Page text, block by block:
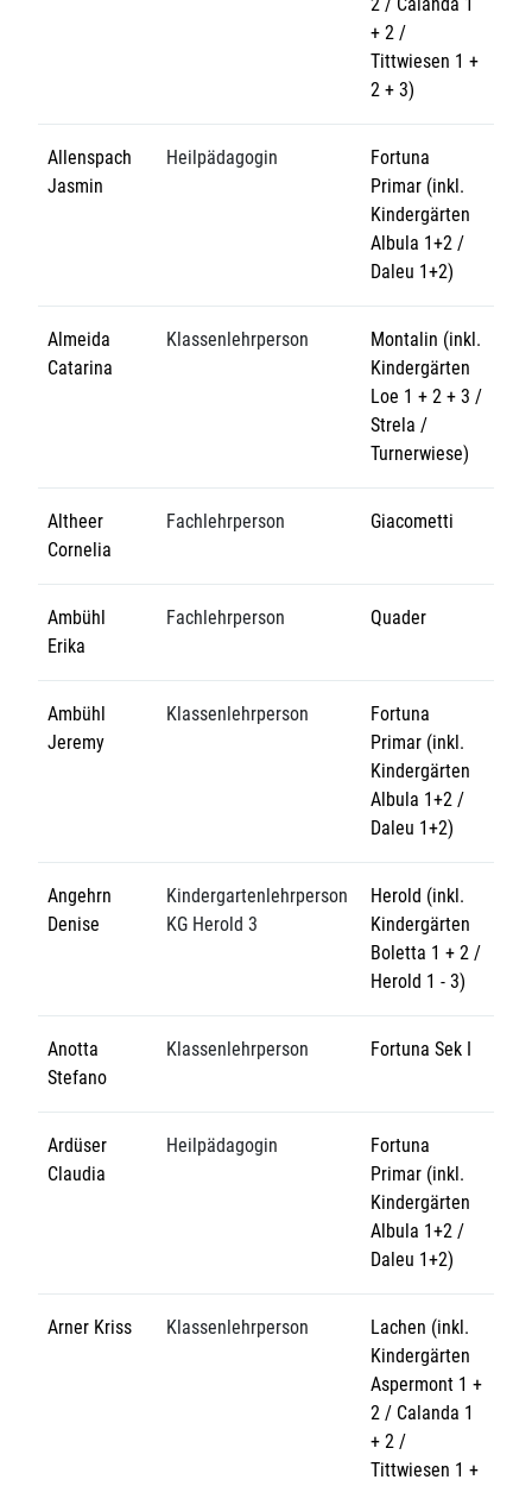
+ 2 /
Tittwiesen 1 +
2 + 3)
Allenspach
Jasmin
Heilpädagogin
Fortuna
Primar (inkl.
Kindergärten
Albula 1+2 /
Daleu 1+2)
Almeida
Catarina
Klassenlehrperson
Montalin (inkl.
Kindergärten
Loe 1 + 2 + 3 /
Strela /
Turnerwiese)
Altheer
Cornelia
Fachlehrperson Giacometti
Ambühl
Erika
Fachlehrperson Quader
Ambühl
Jeremy
Klassenlehrperson
Fortuna
Primar (inkl.
Kindergärten
Albula 1+2 /
Daleu 1+2)
Angehrn
Denise
Kindergartenlehrperson
KG Herold 3
Herold (inkl.
Kindergärten
Boletta 1 + 2 /
Herold 1 - 3)
Anotta
Stefano
Klassenlehrperson Fortuna Sek I
Ardüser
Claudia
Heilpädagogin
Fortuna
Primar (inkl.
Kindergärten
Albula 1+2 /
Daleu 1+2)
Arner Kriss Klassenlehrperson
Lachen (inkl.
Kindergärten
Aspermont 1 +
2 / Calanda 1
+ 2 /
Tittwiesen 1 +